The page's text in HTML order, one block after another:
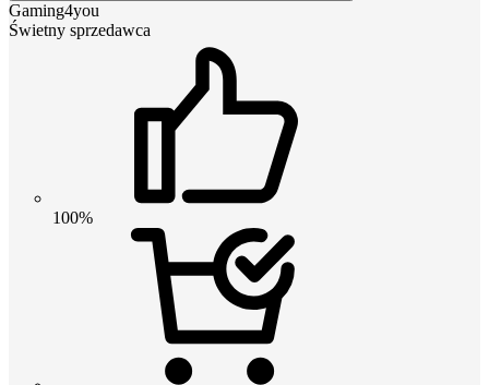
Gaming4you
Świetny sprzedawca
100%